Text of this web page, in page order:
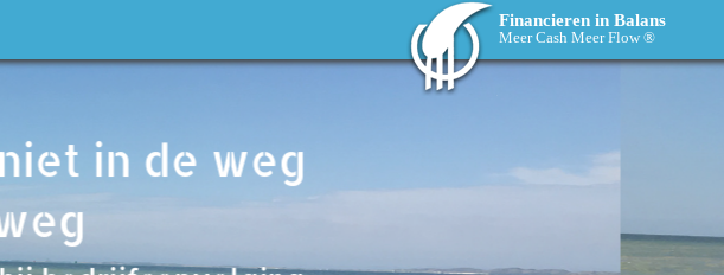
Financieren in Balans
Meer Cash Meer Flow ®